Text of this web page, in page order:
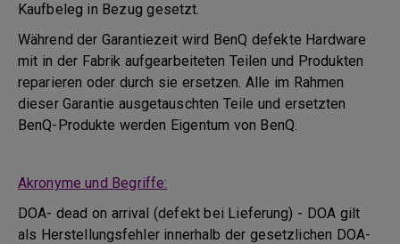
Kaufbeleg in Bezug gesetzt.
Während der Garantiezeit wird BenQ defekte Hardware
mit in der Fabrik aufgearbeiteten Teilen und Produkten
reparieren oder durch sie ersetzen. Alle im Rahmen
dieser Garantie ausgetauschten Teile und ersetzten
BenQ-Produkte werden Eigentum von BenQ.
Akronyme und Begriffe:
DOA- dead on arrival (defekt bei Lieferung) - DOA gilt
als Herstellungsfehler innerhalb der gesetzlichen DOA-